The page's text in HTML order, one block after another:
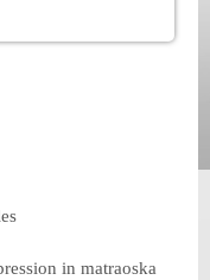
in matraoska